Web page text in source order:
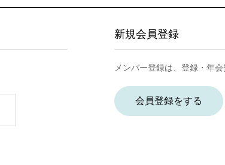
新規会員登録
メンバー登録は、登録・年会
会員登録をする